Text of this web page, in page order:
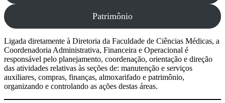
Patrimônio
Ligada diretamente à Diretoria da Faculdade de Ciências Médicas, a
Coordenadoria Administrativa, Financeira e Operacional é
responsável pelo planejamento, coordenação, orientação e direção
das atividades relativas às seções de: manutenção e serviços
auxiliares, compras, finanças, almoxarifado e patrimônio,
organizando e controlando as ações destas áreas.